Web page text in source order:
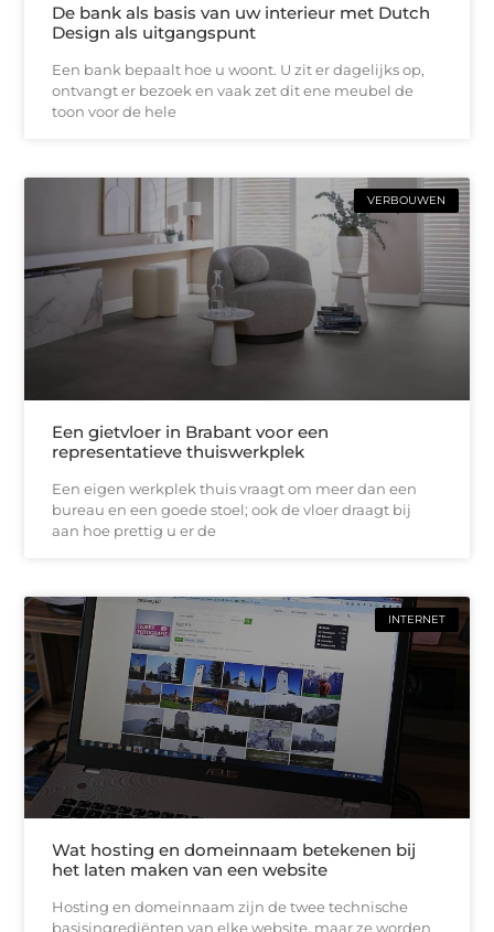
De bank als basis van uw interieur met Dutch
Design als uitgangspunt
Een bank bepaalt hoe u woont. U zit er dagelijks op,
ontvangt er bezoek en vaak zet dit ene meubel de
toon voor de hele
VERBOUWEN
Een gietvloer in Brabant voor een
representatieve thuiswerkplek
Een eigen werkplek thuis vraagt om meer dan een
bureau en een goede stoel; ook de vloer draagt bij
aan hoe prettig u er de
INTERNET
Wat hosting en domeinnaam betekenen bij
het laten maken van een website
Hosting en domeinnaam zijn de twee technische
basisingrediënten van elke website, maar ze worden